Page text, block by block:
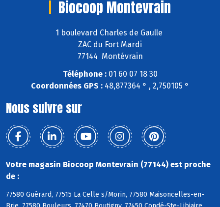
Biocoop Montevrain
1 boulevard Charles de Gaulle
ZAC du Fort Mardi
77144 Montévrain
Téléphone :01 60 07 18 30
Coordonnées GPS : 48,877364 ° , 2,750105 °
Nous suivre sur
Votre magasin Biocoop Montevrain (77144) est proche
de :
77580 Guérard, 77515 La Celle s/Morin, 77580 Maisoncelles-en-